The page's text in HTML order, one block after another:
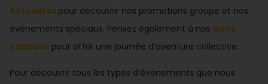
Actualités pour découvrir nos promotions groupe et nos
événements spéciaux. Pensez également à nos bons
cadeaux pour offrir une journée d’aventure collective.
Pour découvrir tous les types d’événements que nous